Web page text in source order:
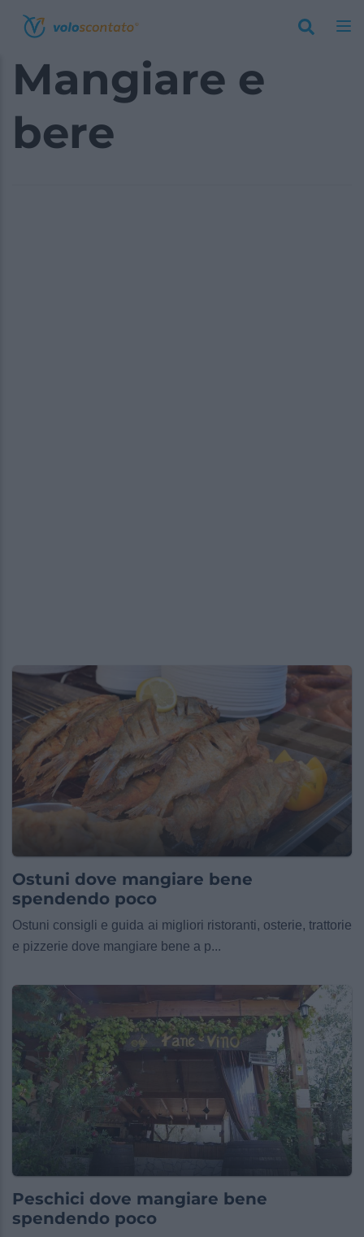
Mangiare e
bere
Ostuni dove mangiare bene
spendendo poco
Ostuni consigli e guida ai migliori ristoranti, osterie, trattorie
e pizzerie dove mangiare bene a p...
Peschici dove mangiare bene
spendendo poco